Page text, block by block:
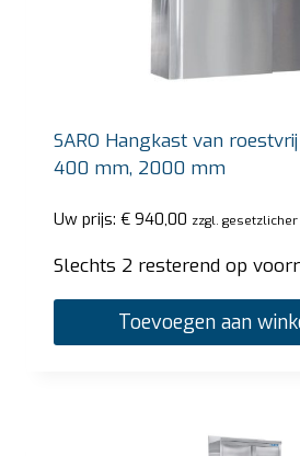
SARO Hangkast van
400 mm, 2000 mm
Uw prijs: €940,00 zzgl. gesetzlicher
Slechts 2 resterend op
Toevoegen aan